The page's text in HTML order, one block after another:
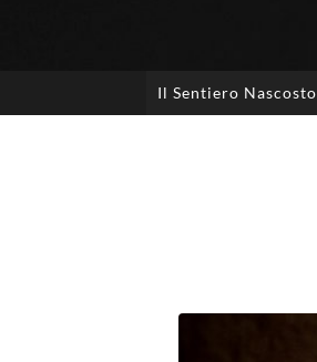
Il Sentiero Nascosto